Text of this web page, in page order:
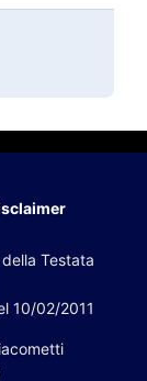
Testata
10/02/2011